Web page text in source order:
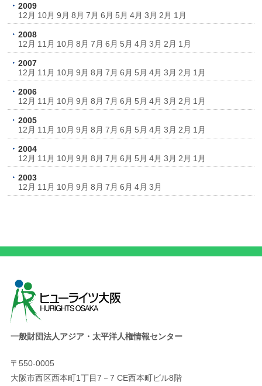
2009
12月 10月 9月 8月 7月 6月 5月 4月 3月 2月 1月
2008
12月 11月 10月 8月 7月 6月 5月 4月 3月 2月 1月
2007
12月 11月 10月 9月 8月 7月 6月 5月 4月 3月 2月 1月
2006
12月 11月 10月 9月 8月 7月 6月 5月 4月 3月 2月 1月
2005
12月 11月 10月 9月 8月 7月 6月 5月 4月 3月 2月 1月
2004
12月 11月 10月 9月 8月 7月 6月 5月 4月 3月 2月 1月
2003
12月 11月 10月 9月 8月 7月 6月 4月 3月
一般財団法人アジア・太平洋人権情報センター
〒550-0005
大阪市西区西本町1丁目7－7 CE西本町ビル8階